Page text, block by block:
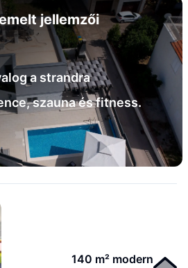
jellemzői
a strandra
szauna és fitness.
140 m² modern